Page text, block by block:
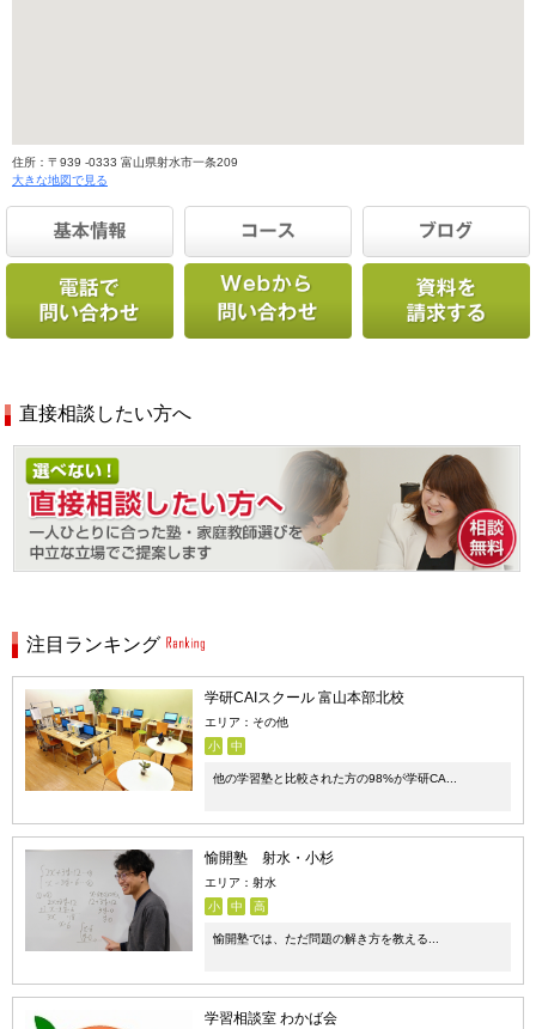
住所：〒939 -0333 富山県射水市一条209
大きな地図で見る
直接相談したい方へ
注目ランキング
学研CAIスクール 富山本部北校
エリア：その他
小
中
他の学習塾と比較された方の98%が学研CA...
愉開塾 射水・小杉
エリア：射水
小
中 高
愉開塾では、ただ問題の解き方を教える...
学習相談室 わかば会